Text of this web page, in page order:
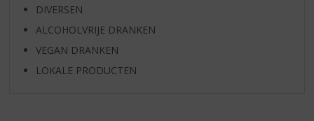
DIVERSEN
ALCOHOLVRIJE DRANKEN
VEGAN DRANKEN
LOKALE PRODUCTEN